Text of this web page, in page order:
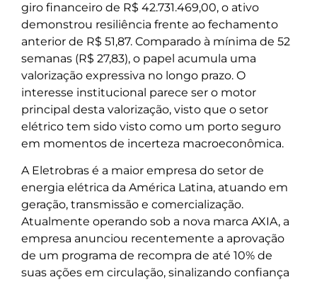
giro financeiro de R$ 42.731.469,00, o ativo
demonstrou resiliência frente ao fechamento
anterior de R$ 51,87. Comparado à mínima de 52
semanas (R$ 27,83), o papel acumula uma
valorização expressiva no longo prazo. O
interesse institucional parece ser o motor
principal desta valorização, visto que o setor
elétrico tem sido visto como um porto seguro
em momentos de incerteza macroeconômica.
A Eletrobras é a maior empresa do setor de
energia elétrica da América Latina, atuando em
geração, transmissão e comercialização.
Atualmente operando sob a nova marca AXIA, a
empresa anunciou recentemente a aprovação
de um programa de recompra de até 10% de
suas ações em circulação, sinalizando confiança